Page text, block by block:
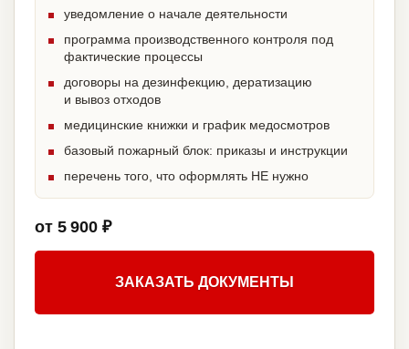
уведомление о начале деятельности
программа производственного контроля под
фактические процессы
договоры на дезинфекцию, дератизацию
и вывоз отходов
медицинские книжки и график медосмотров
базовый пожарный блок: приказы и инструкции
перечень того, что оформлять НЕ нужно
от 5 900 ₽
ЗАКАЗАТЬ ДОКУМЕНТЫ